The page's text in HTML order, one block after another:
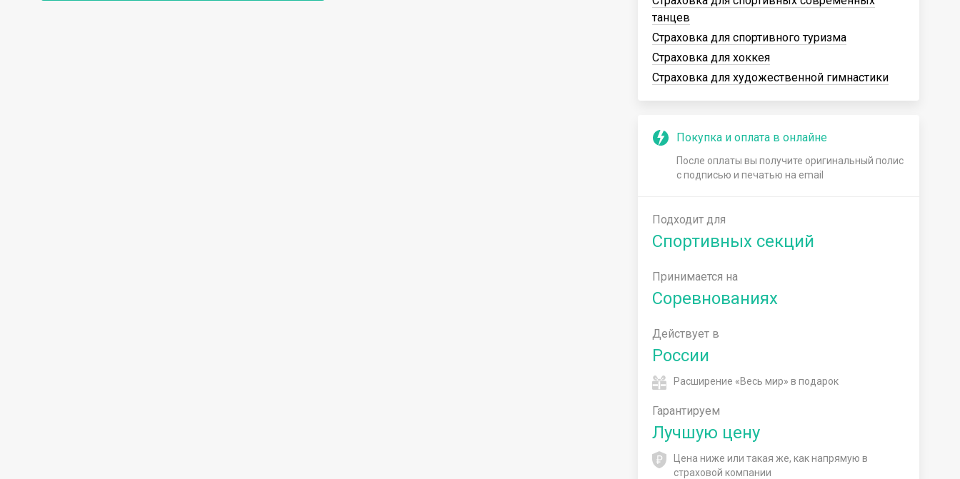
танцев
Страховка для спортивного туризма
Страховка для хоккея
Страховка для художественной гимнастики
Покупка и оплата в онлайне
После оплаты вы получите оригинальный полис
с подписью и печатью на email
Подходит для
Спортивных секций
Принимается на
Соревнованиях
Действует в
России
Расширение «Весь мир» в подарок
Гарантируем
Лучшую цену
Цена ниже или такая же, как напрямую в
страховой компании